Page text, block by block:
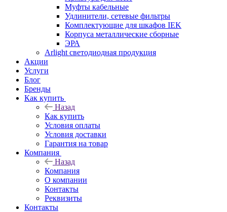
Муфты кабельные
Удлинители, сетевые фильтры
Комплектующие для шкафов IEK
Корпуса металлические сборные
ЭРА
Arlight светодиодная продукция
Акции
Услуги
Блог
Бренды
Как купить
Назад
Как купить
Условия оплаты
Условия доставки
Гарантия на товар
Компания
Назад
Компания
О компании
Контакты
Реквизиты
Контакты